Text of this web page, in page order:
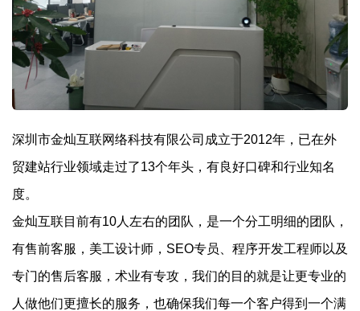
深圳市金灿互联网络科技有限公司成立于2012年，已在外
贸建站行业领域走过了13个年头，有良好口碑和行业知名
度。
金灿互联目前有10人左右的团队，是一个分工明细的团队，
有售前客服，美工设计师，SEO专员、程序开发工程师以及
专门的售后客服，术业有专攻，我们的目的就是让更专业的
人做他们更擅长的服务，也确保我们每一个客户得到一个满